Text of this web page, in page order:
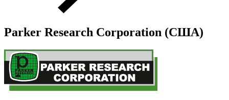
Parker Research Corporation (США)